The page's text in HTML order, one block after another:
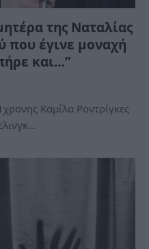
της Ναταλίας
που έγινε μοναχή
και…”
Καμίλα Ροντρίγκες